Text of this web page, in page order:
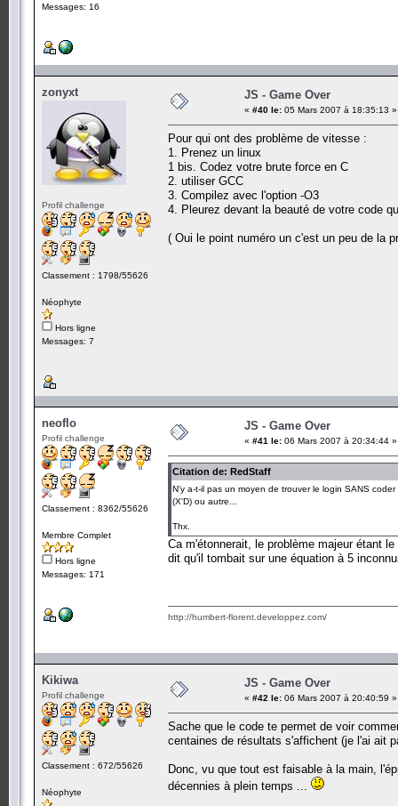
Messages: 16
zonyxt
Profil challenge
Classement : 1798/55626
Néophyte
Hors ligne
Messages: 7
JS - Game Over
« #40 le: 05 Mars 2007 à 18:35:13 »
Pour qui ont des problème de vitesse :
1. Prenez un linux
1 bis. Codez votre brute force en C
2. utiliser GCC
3. Compilez avec l'option -O3
4. Pleurez devant la beauté de votre code
( Oui le point numéro un c'est un peu de la
neoflo
Profil challenge
Classement : 8362/55626
Membre Complet
Hors ligne
Messages: 171
JS - Game Over
« #41 le: 06 Mars 2007 à 20:34:44 »
Citation de: RedStaff
N'y a-t-il pas un moyen de trouver le login SANS
(X'D) ou autre...
Thx.
Ca m'étonnerait, le problème majeur étant
dit qu'il tombait sur une équation à 5
http://humbert-florent.developpez.com/
Kikiwa
Profil challenge
Classement : 672/55626
Néophyte
JS - Game Over
« #42 le: 06 Mars 2007 à 20:40:59 »
Sache que le code te permet de voir
centaines de résultats s'affichent (je l'ai ait
Donc, vu que tout est faisable à la main,
décennies à plein temps ...